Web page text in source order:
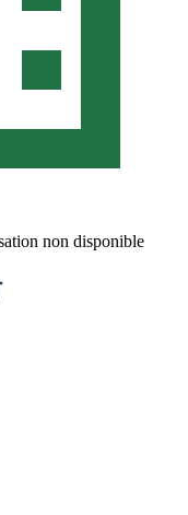
non disponible